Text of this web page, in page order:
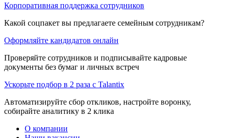
Корпоративная поддержка сотрудников
Какой соцпакет вы предлагаете семейным сотрудникам?
Оформляйте кандидатов онлайн
Проверяйте сотрудников и подписывайте кадровые
документы без бумаг и личных встреч
Ускорьте подбор в 2 раза с Talantix
Автоматизируйте сбор откликов, настройте воронку,
собирайте аналитику в 2 клика
О компании